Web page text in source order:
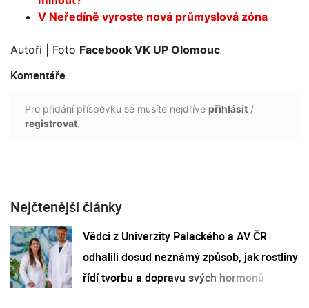
V Neředíně vyroste nová průmyslová zóna
Autoři | Foto Facebook VK UP Olomouc
Komentáře
Pro přidání příspěvku se musíte nejdříve přihlásit /
registrovat.
Nejčtenější články
Vědci z Univerzity Palackého a AV ČR
odhalili dosud neznámý způsob, jak rostliny
řídí tvorbu a dopravu svých hormonů